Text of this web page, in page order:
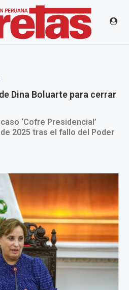
Dina Boluarte para cerrar
‘Cofre Presidencial’
2025 tras el fallo del Poder